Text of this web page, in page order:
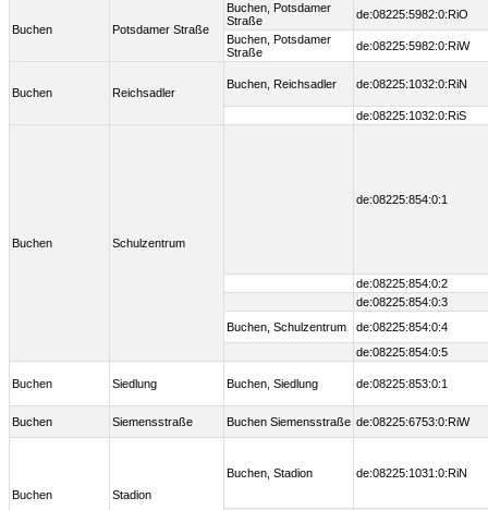
Buchen Potsdamer Straße
Buchen, Potsdamer
Straße
de:08225:5982:0:RiO
Buchen, Potsdamer
Straße
de:08225:5982:0:RiW
Buchen Reichsadler
Buchen, Reichsadler de:08225:1032:0:RiN
de:08225:1032:0:RiS
Buchen Schulzentrum
de:08225:854:0:1
de:08225:854:0:2
de:08225:854:0:3
Buchen, Schulzentrum
de:08225:854:0:4
de:08225:854:0:5
Buchen Siedlung Buchen, Siedlung de:08225:853:0:1
Buchen Siemensstraße Buchen Siemensstraße de:08225:6753:0:RiW
Buchen Stadion
Buchen, Stadion de:08225:1031:0:RiN